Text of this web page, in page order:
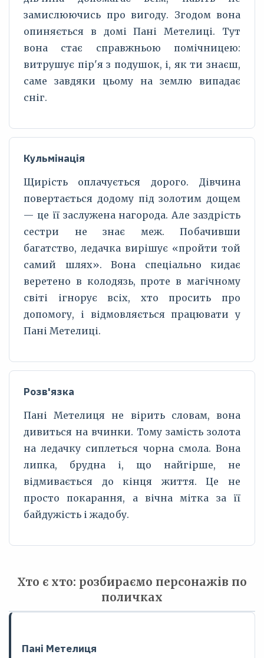
замислюючись про вигоду. Згодом вона
опиняється в домі Пані Метелиці. Тут
вона стає справжньою помічницею:
витрушує пір'я з подушок, і, як ти знаєш,
саме завдяки цьому на землю випадає
сніг.
Кульмінація
Щирість оплачується дорого. Дівчина
повертається додому під золотим дощем
— це її заслужена нагорода. Але заздрість
сестри не знає меж. Побачивши
багатство, ледачка вирішує «пройти той
самий шлях». Вона спеціально кидає
веретено в колодязь, проте в магічному
світі ігнорує всіх, хто просить про
допомогу, і відмовляється працювати у
Пані Метелиці.
Розв'язка
Пані Метелиця не вірить словам, вона
дивиться на вчинки. Тому замість золота
на ледачку сиплеться чорна смола. Вона
липка, брудна і, що найгірше, не
відмивається до кінця життя. Це не
просто покарання, а вічна мітка за її
байдужість і жадобу.
Хто є хто: розбираємо персонажів по
поличках
Пані Метелиця